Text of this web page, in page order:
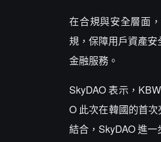
在合規與安全層面
規，保障用戶資產
金融服務。
SkyDAO 表示，
O 此次在韓國的首
結合，SkyDAO 進